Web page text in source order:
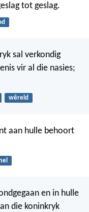
tot geslag.
sal verkondig
vir al die nasies;
wêreld
aan hulle behoort
en in hulle
die koninkryk